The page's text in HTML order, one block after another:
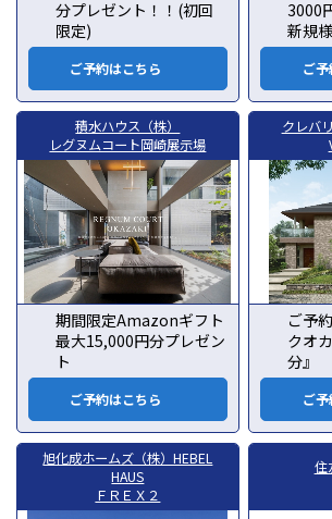
分プレゼント！！(初回
限定)
ご予約はこちら
3000
新規
ご
積水ハウス（株）
レグヌムコート岡崎展示場
期間限定Amazonギフト
最大15,000円分プレゼン
ト
ご予約はこちら
クレバ
ご予
クオ
分』
ご
旭化成ホームズ（株）HEBEL
HAUS
ＦＲＥＸ２
住